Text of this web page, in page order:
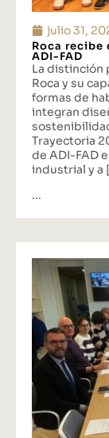
julio 31,
Roca recibe
ADI-FAD
La distinción
Roca y su
formas de
integran
Trayectoria
de ADI-FAD
industrial y a
...